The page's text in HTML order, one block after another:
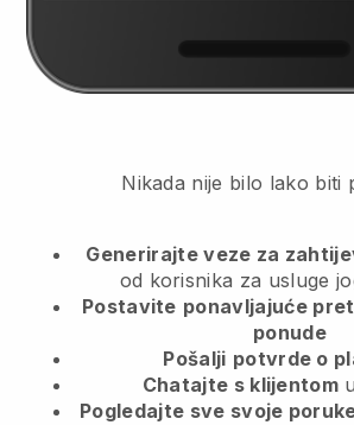
Nikada nije bilo lako biti
Generirajte veze za
od korisnika za usluge
Postavite ponavljajuće
ponude
Pošalji potvrde o
Chatajte s klijentom
Pogledajte sve svoje